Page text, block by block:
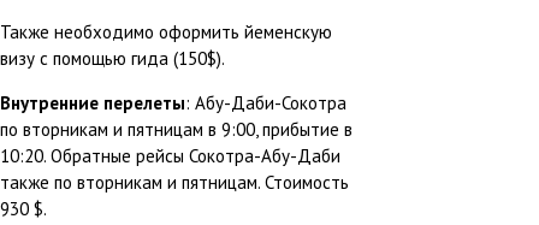
Также необходимо оформить йеменскую
визу с помощью гида (150$).
Внутренние перелеты: Абу-Даби-Сокотра
по вторникам и пятницам в 9:00, прибытие в
10:20. Обратные рейсы Сокотра-Абу-Даби
также по вторникам и пятницам. Стоимость
930 $.